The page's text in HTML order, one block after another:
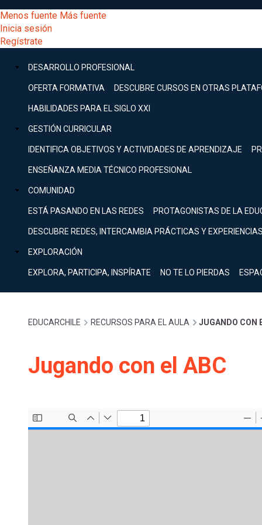
al
contenido
principal
[Educarchile
Escritorio]
Menú
entrar
mi
cuenta
Menos fuente Más fuente
Inicia sesión
Regístrate
Menú
principal
DESARROLLO PROFESIONAL
OFERTA FORMATIVA DESCUBRE CURSOS EN OTRAS
HABILIDADES PARA EL SIGLO XXI
GESTIÓN CURRICULAR
IDENTIFICA OBJETIVOS Y ACTIVIDADES DE APRENDIZAJE
ENSEÑANZA MEDIA TÉCNICO PROFESIONAL
COMUNIDAD
ESTÁ PASANDO EN LAS REDES PROTAGONISTAS DE LA
DESCUBRE REDES, INTERCAMBIA PRÁCTICAS Y EXPERIENCIAS
EXPLORACIÓN
EXPLORA, PARTICIPA, INSPÍRATE NO TE LO PIERDAS
Buscar
Menú
principal
DESARROLLO
Expand
GESTIÓN
Expand
COMUNIDAD
Expand
EXPLORACIÓN
[Educarchile
Mobile]
Menú
Inicia
Sobrescribir
enlaces
ayuda
EDUCARCHILE RECURSOS PARA EL AULA JUGANDO CON
Jugando con el ABC